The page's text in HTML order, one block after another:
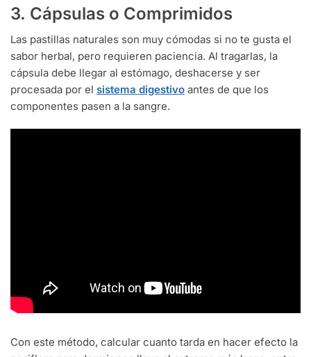
3. Cápsulas o Comprimidos
Las pastillas naturales son muy cómodas si no te gusta el
sabor herbal, pero requieren paciencia. Al tragarlas, la
cápsula debe llegar al estómago, deshacerse y ser
procesada por el sistema digestivo antes de que los
componentes pasen a la sangre.
Con este método, calcular cuanto tarda en hacer efecto la